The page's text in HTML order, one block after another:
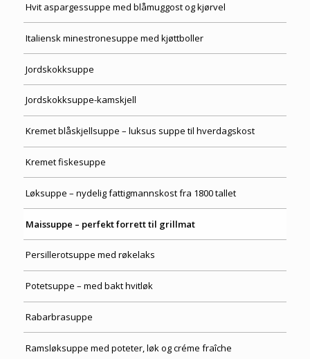
Hvit aspargessuppe med blåmuggost og kjørvel
Italiensk minestronesuppe med kjøttboller
Jordskokksuppe
Jordskokksuppe-kamskjell
Kremet blåskjellsuppe – luksus suppe til hverdagskost
Kremet fiskesuppe
Løksuppe – nydelig fattigmannskost fra 1800 tallet
Maissuppe – perfekt forrett til grillmat
Persillerotsuppe med røkelaks
Potetsuppe – med bakt hvitløk
Rabarbrasuppe
Ramsløksuppe med poteter, løk og créme fraîche